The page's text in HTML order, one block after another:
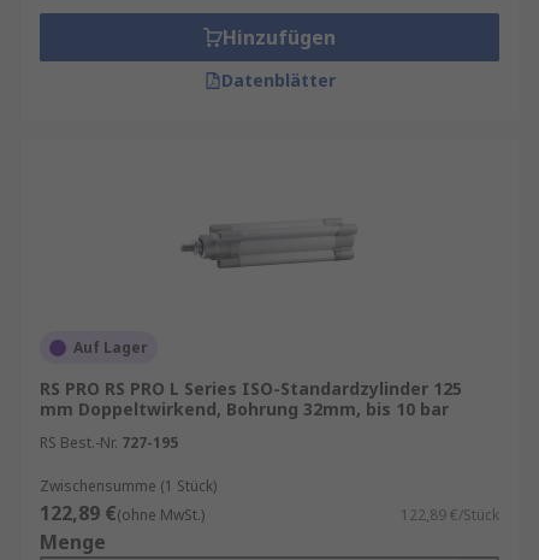
Hinzufügen
Datenblätter
Auf Lager
RS PRO RS PRO L Series ISO-Standardzylinder 125
mm Doppeltwirkend, Bohrung 32mm, bis 10 bar
RS Best.-Nr. 727-195
Zwischensumme (1 Stück)
122,89 €(ohne MwSt.) 122,89 €/Stück
Menge